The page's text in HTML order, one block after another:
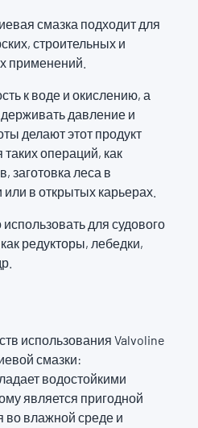
смазка подходит для
строительных и
применений.
к воде и окислению, а
давление и
делают этот продукт
операций, как
заготовка леса в
в открытых карьерах.
для судового
редукторы, лебедки,
использования Valvoline
смазки:
водостойкими
является пригодной
во влажной среде и